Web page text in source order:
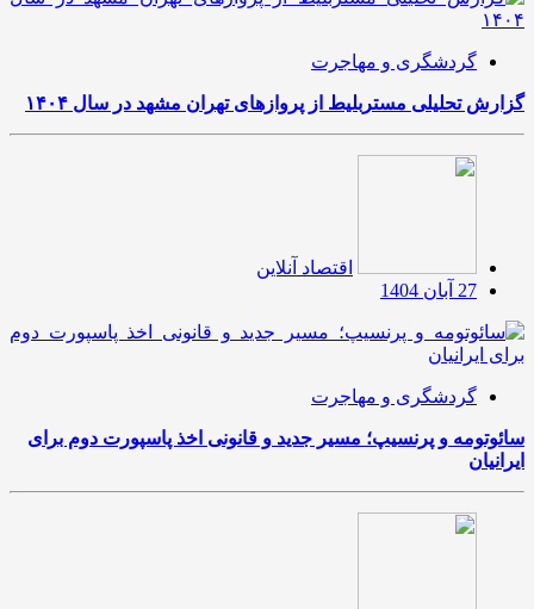
گردشگری و مهاجرت
گزارش تحلیلی مستربلیط از پروازهای تهران مشهد در سال ۱۴۰۴
اقتصاد آنلاین
27 آبان 1404
گردشگری و مهاجرت
سائوتومه و پرنسیپ؛ مسیر جدید و قانونی اخذ پاسپورت دوم برای
ایرانیان